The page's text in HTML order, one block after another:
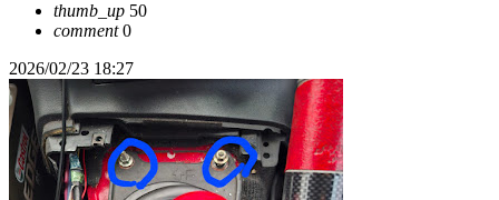
thumb_up 50
comment0
2026/02/23 18:27